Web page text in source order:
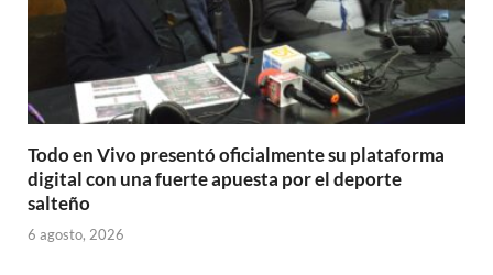
Todo en Vivo presentó oficialmente su plataforma
digital con una fuerte apuesta por el deporte
salteño
6 agosto, 2026